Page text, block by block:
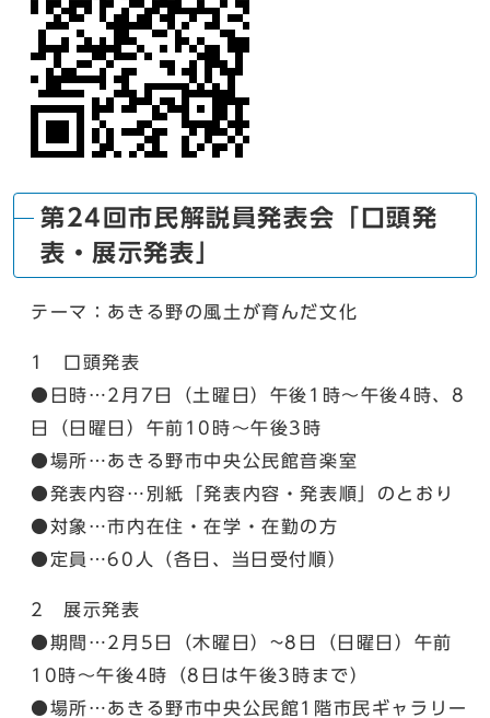
第24回市民解説員発表会「口頭発
表・展示発表」
テーマ：あきる野の風土が育んだ文化
1 口頭発表
●日時…2月7日（土曜日）午後1時～午後4時、8
日（日曜日）午前10時～午後3時
●場所…あきる野市中央公民館音楽室
●発表内容…別紙「発表内容・発表順」のとおり
●対象…市内在住・在学・在勤の方
●定員…60人（各日、当日受付順）
2 展示発表
●期間…2月5日（木曜日）~8日（日曜日）午前
10時～午後4時（8日は午後3時まで）
●場所…あきる野市中央公民館1階市民ギャラリー